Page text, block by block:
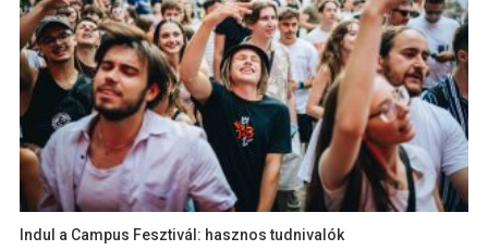
Indul a Campus Fesztivál: hasznos tudnivalók